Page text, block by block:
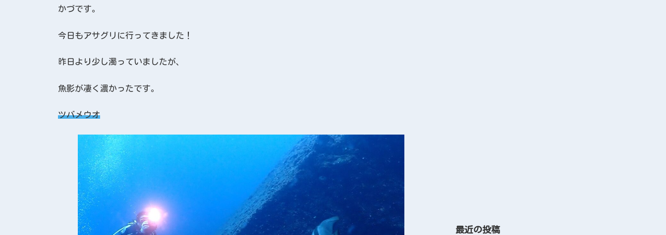
かづです。
今日もアサグリに行ってきました！
昨日より少し濁っていましたが、
魚影が凄く濃かったです。
ツバメウオ
最近の投稿